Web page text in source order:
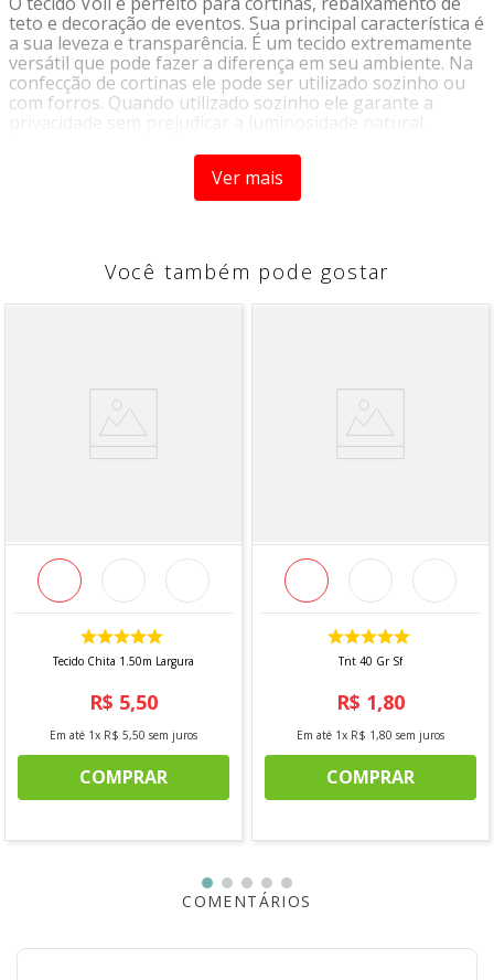
teto e decoração de eventos. Sua principal característica é
a sua leveza e transparência. É um tecido extremamente
versátil que pode fazer a diferença em seu ambiente. Na
confecção de cortinas ele pode ser utilizado sozinho ou
com forros. Quando utilizado sozinho ele garante a
privacidade sem prejudicar a luminosidade natural.
Instruções de Lavagem:
- Temperatura máxima de lavagem 40°C
- Passar ferro na temperatura máxima 110°C
- Não secar em tambor
Vendido a cada 1,00 MT onde a medida se refere a um
metro de comprimento pela largura do tecido. Caso seja
solicitado 2 metros, será enviado metragem corrida, sem
Ver mais
Você também pode gostar
Tecido Chita 1.50m Largura
R$ 5,50
Em até 1x R$ 5,50 sem juros
COMPRAR
Tnt 40 Gr Sf
R$ 1,80
Em até 1x R$ 1,80 sem juros
COMPRAR
COMENTÁRIOS